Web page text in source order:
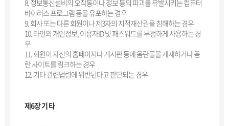
8. 정보통신설비의 오작동이나 정보 등의 파괴를 유발시키는 컴퓨터
바이러스 프로그램 등을 유포하는 경우
9. 회사 또는 다른 회원이나 제3자의 지적재산권을 침해하는 경우
10. 타인의 개인정보, 이용자ID 및 패스워드를 부정하게 사용하는 경
우
11. 회원이 자신의 홈페이지나 게시판 등에 음란물을 게재하거나 음
란 사이트를 링크하는 경우
12. 기타 관련법령에 위반된다고 판단되는 경우
제6장 기 타